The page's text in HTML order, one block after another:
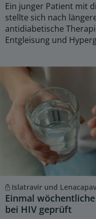
Ein junger Patient mit
stellte sich nach
antidiabetische
Entgleisung und
Islatravir und
Einmal
bei HIV geprüft